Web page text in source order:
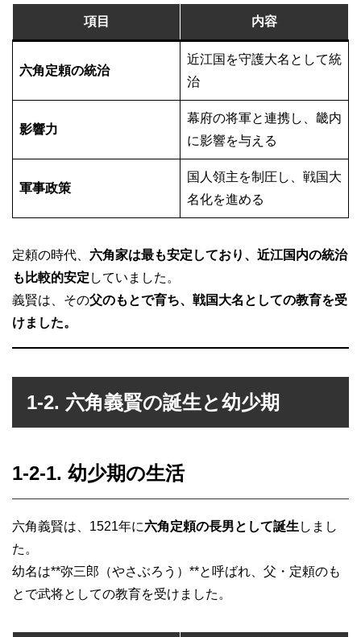
項目 内容
六角定頼の統治
近江国を守護大名として統
治
影響力
幕府の将軍と連携し、畿内
に影響を与える
軍事政策
国人領主を制圧し、戦国大
名化を進める
定頼の時代、 六角家は最も安定しており、近江国内の統治
も比較的安定 していました。
義賢は、その父のもとで育ち、戦国大名としての教育を受
けました。
1-2. 六角義賢の誕生と幼少期
1-2-1. 幼少期の生活
六角義賢は、1521年に六角定頼の長男として誕生 しまし
た。
幼名は**弥三郎（やさぶろう）**と呼ばれ、父・定頼のも
とで武将としての教育を受けました。